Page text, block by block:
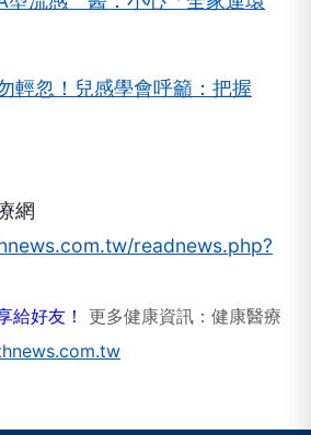
輕忽！兒感學會呼籲：把握
網
readnews.php?
給好友！ 更多健康資訊：健康醫療